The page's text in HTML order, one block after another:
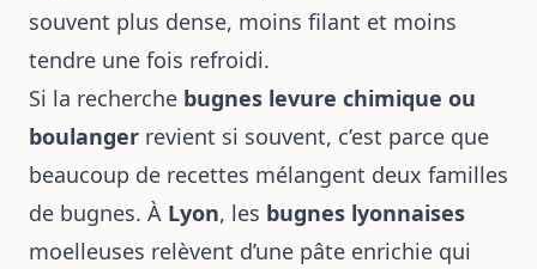
souvent plus dense, moins filant et moins
tendre une fois refroidi.
Si la recherche bugnes levure chimique ou
boulanger revient si souvent, c’est parce que
beaucoup de recettes mélangent deux familles
de bugnes. À Lyon, les bugnes lyonnaises
moelleuses relèvent d’une pâte enrichie qui